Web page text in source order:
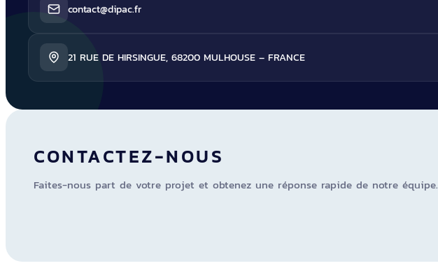
contact@dipac.fr
21 RUE DE HIRSINGUE, 68200 MULHOUSE – FRANCE
CONTACTEZ-NOUS
Faites-nous part de votre projet et obtenez une réponse rapide de notre équipe.